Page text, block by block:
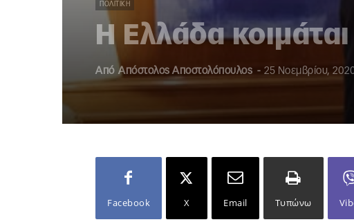
ΠΟΛΙΤΙΚΉ
Η Ελλάδα
Από Απόστολος Αποστολόπουλος - 25 Νοεμβρίου,
Facebook X Email Τυπώνω